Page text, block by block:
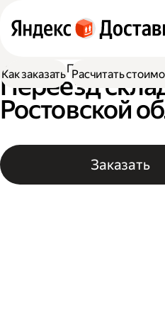
Доставка Переезд склада
Переезд
Ростовской
Заказать
Как заказать Расчитать